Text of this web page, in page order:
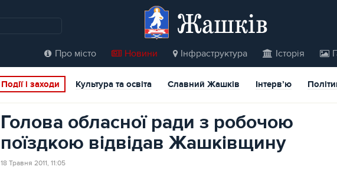
Жашків
Про місто Новини Інфраструктура Історія
Події і заходи Культура та освіта Славний Жашків Інтерв’ю
Голова обласної ради з робочою
поїздкою відвідав Жашківщину
18 Травня 2011, 11:05